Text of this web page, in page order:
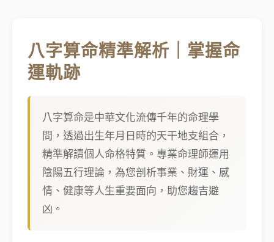
八字算命精準解析｜掌握命
運軌跡
八字算命是中華文化流傳千年的命理學
問，透過出生年月日時的天干地支組合，
精準解讀個人命格特質。專業命理師運用
陰陽五行理論，為您剖析事業、財運、感
情、健康等人生重要面向，助您趨吉避
凶。